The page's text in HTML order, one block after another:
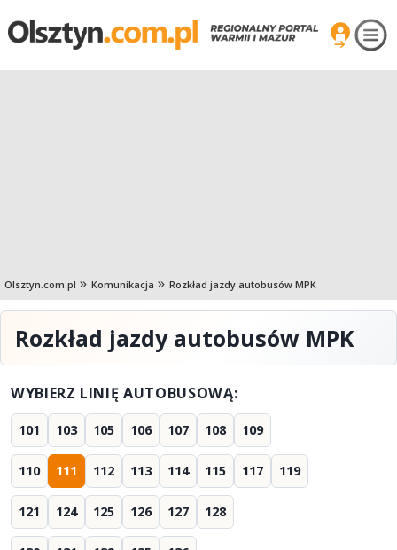
Olsztyn.com.pl Komunikacja Rozkład jazdy autobusów MPK
Rozkład jazdy autobusów MPK
WYBIERZ LINIĘ AUTOBUSOWĄ:
101 103 105 106 107 108 109
110 111 112 113 114 115 117 119
121 124 125 126 127 128